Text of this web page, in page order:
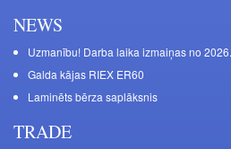
NEWS
Uzmanību! Darba laika izmaiņas no
Galda kājas RIEX ER60
Laminēts bērza saplāksnis
TRADE